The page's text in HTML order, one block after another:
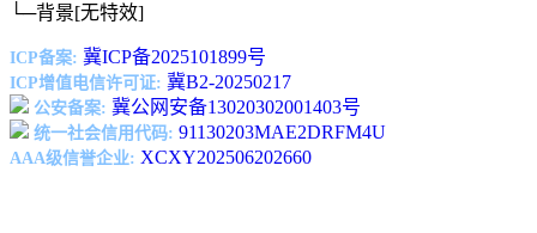
└─背景[无特效]
ICP备案: 冀ICP备2025101899号
ICP增值电信许可证: 冀B2-20250217
公安备案: 冀公网安备13020302001403号
统一社会信用代码: 91130203MAE2DRFM4U
AAA级信誉企业: XCXY202506202660